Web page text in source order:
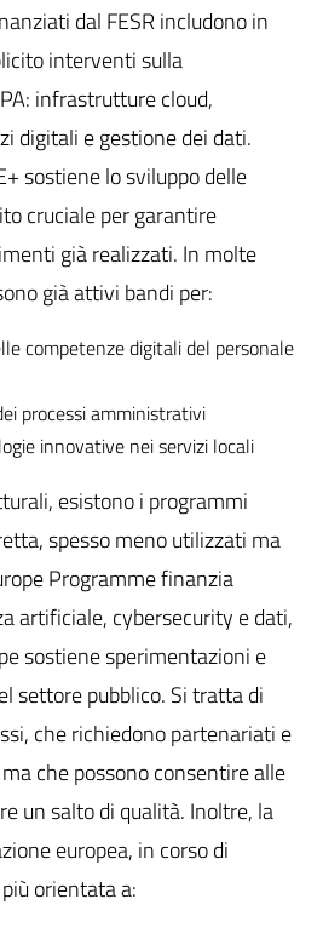
dal FESR includono in
interventi sulla
infrastrutture cloud,
digitali e gestione dei dati.
sostiene lo sviluppo delle
cruciale per garantire
già realizzati. In molte
già attivi bandi per:
competenze digitali del personale
processi amministrativi
innovative nei servizi locali
esistono i programmi
spesso meno utilizzati ma
Programme finanzia
artificiale, cybersecurity e dati,
sostiene sperimentazioni e
settore pubblico. Si tratta di
che richiedono partenariati e
che possono consentire alle
un salto di qualità. Inoltre, la
europea, in corso di
orientata a: